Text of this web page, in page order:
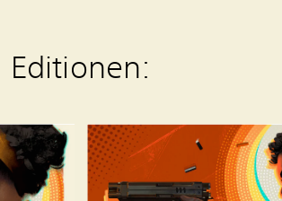
Editionen:
D
E
A